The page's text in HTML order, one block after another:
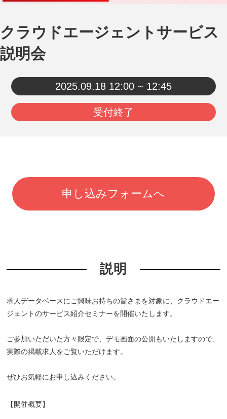
クラウドエージェントサービス
説明会
2025.09.18 12:00 ~ 12:45
受付終了
申し込みフォームへ
説明
求人データベースにご興味お持ちの皆さまを対象に、クラウドエー
ジェントのサービス紹介セミナーを開催いたします。
ご参加いただいた方々限定で、デモ画面の公開もいたしますので、
実際の掲載求人をご覧いただけます。
ぜひお気軽にお申し込みください。
【開催概要】